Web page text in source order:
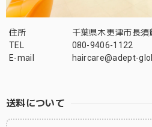
住所
千葉県木更津市長須
TEL
080-9406-1122
E-mail
haircare@adept-
送料について